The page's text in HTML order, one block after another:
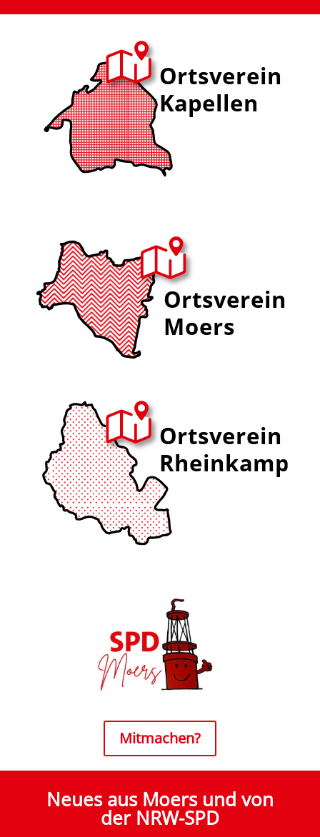
Mitmachen?
Neues aus Moers und von
der NRW-SPD